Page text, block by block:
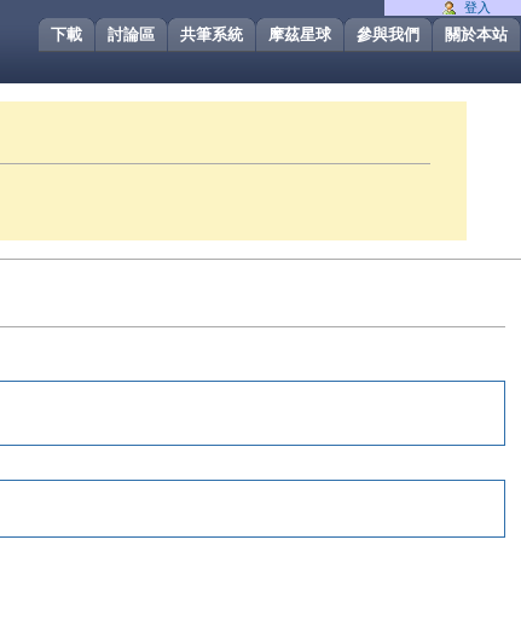
關於本站
參與我們
摩茲星球
共筆系統
討論區
下載
登入